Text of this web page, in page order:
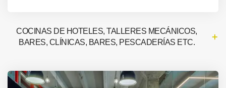
COCINAS DE HOTELES, TALLERES MECÁNICOS,
BARES, CLÍNICAS, BARES, PESCADERÍAS ETC.